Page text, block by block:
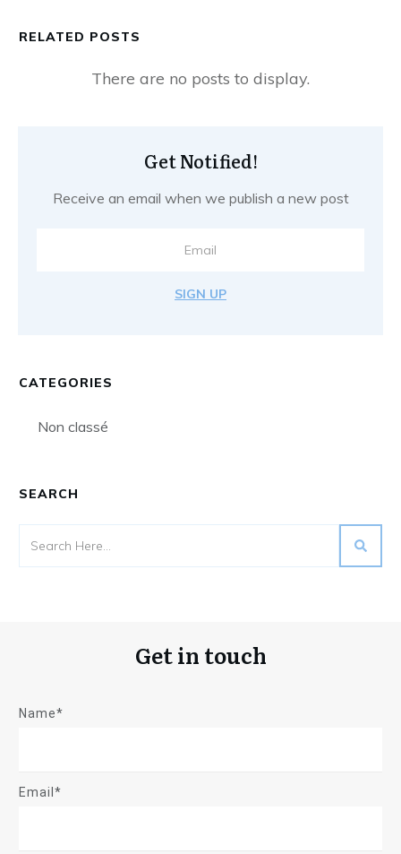
RELATED POSTS
Get Notified!
Receive an email when we publish a new post
SIGN UP
CATEGORIES
Non classé
SEARCH
Get in touch
Name*
Email*